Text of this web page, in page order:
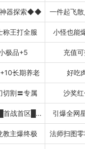
器探索◆◆ 一件起飞
称王打全服 小怪也能
极品+5 充值
长期养老 好吃
切割〓专属 沙奖
████首战首区████ 引爆全网
教主爆终极 法师扫图